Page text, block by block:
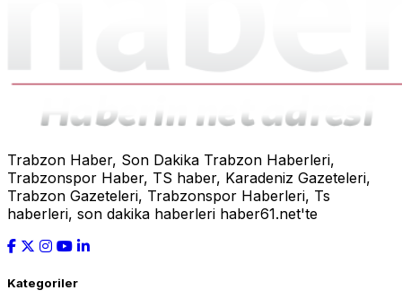
Trabzon Haber, Son Dakika Trabzon Haberleri,
Trabzonspor Haber, TS haber, Karadeniz Gazeteleri,
Trabzon Gazeteleri, Trabzonspor Haberleri, Ts
haberleri, son dakika haberleri haber61.net'te
Kategoriler